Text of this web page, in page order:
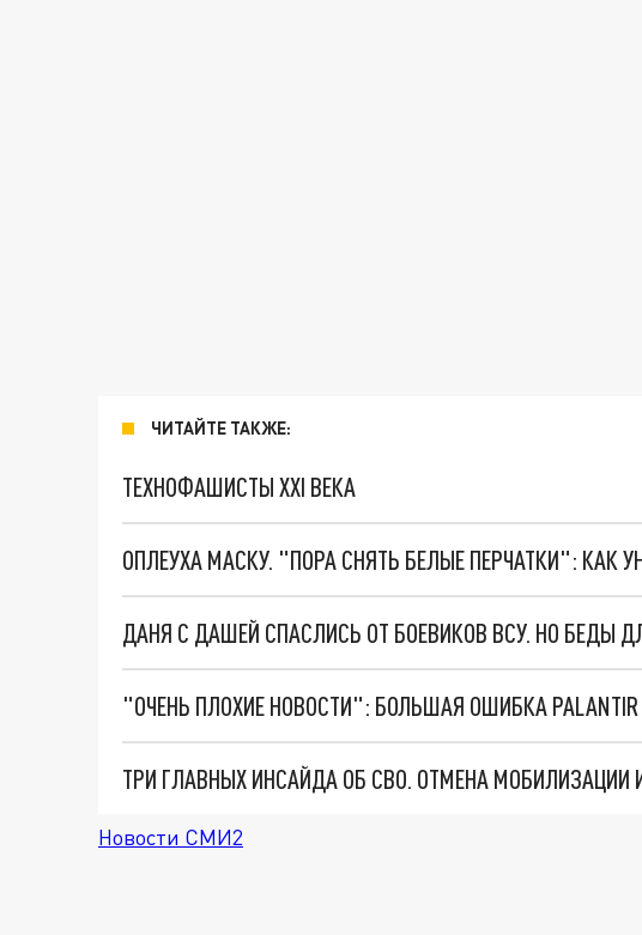
ЧИТАЙТЕ ТАКЖЕ:
ТЕХНОФАШИСТЫ XXI ВЕКА
ОПЛЕУХА МАСКУ. "ПОРА СНЯТЬ БЕЛЫЕ ПЕРЧАТКИ": КАК
ДАНЯ С ДАШЕЙ СПАСЛИСЬ ОТ БОЕВИКОВ ВСУ. НО БЕДЫ
Новости СМИ2